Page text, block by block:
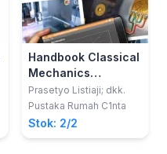
Handbook Classical
Mechanics
Experiment Using
Smartphone
Sensors: Based on
“Science Process
Prasetyo Listiaji; dkk.
Pustaka Rumah C1nta
Stok: 2/2